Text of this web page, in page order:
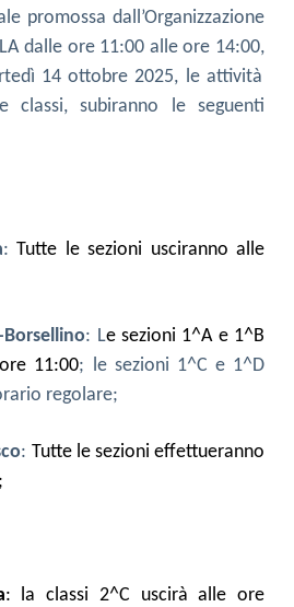
promossa dall’Organizzazione
dalle ore 11:00 alle ore 14:00,
14 ottobre 2025, le attività
classi, subiranno le seguenti
: Tutte le sezioni usciranno alle
Borsellino: Le sezioni 1^A e 1^B
11:00; le sezioni 1^C e 1^D
regolare;
: Tutte le sezioni effettueranno
: la classi 2^C uscirà alle ore